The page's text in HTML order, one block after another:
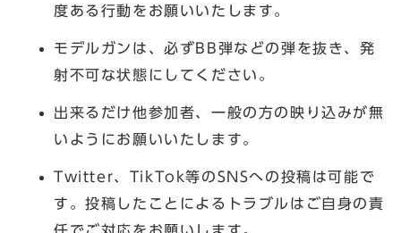
度ある行動をお願いいたします。
モデルガンは、必ずBB弾などの弾を抜き、発
射不可な状態にしてください。
出来るだけ他参加者、一般の方の映り込みが無
いようにお願いいたします。
Twitter、TikTok等のSNSへの投稿は可能で
す。投稿したことによるトラブルはご自身の責